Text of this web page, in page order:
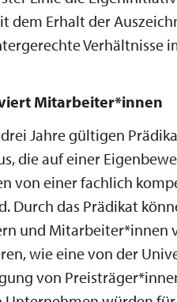
dem Erhalt der
Verhältnisse
Mitarbeiter*innen
Jahre gültigen
die auf einer
von einer fachlich
Durch das Prädikat
und Mitarbeiter*innen
wie eine von der
von